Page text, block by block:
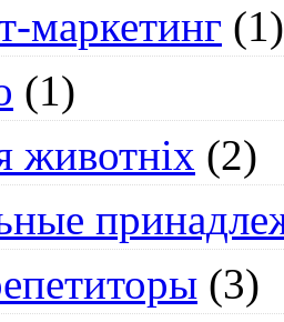
маркетинг (1)
(1)
животніх (2)
(3)